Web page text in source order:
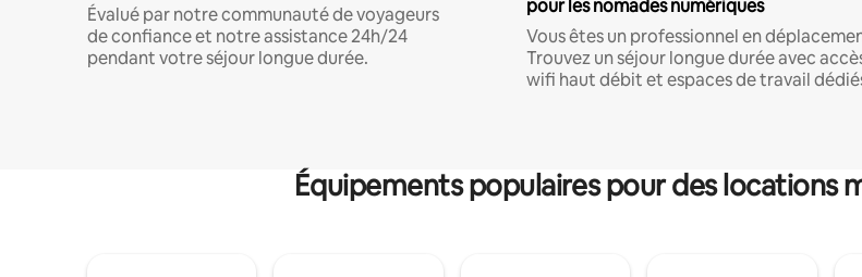
Évalué par notre communauté de voyageurs
de confiance et notre assistance 24h/24
pendant votre séjour longue durée.
pour les nomades numériques
Vous êtes un professionnel en
Trouvez un séjour longue durée avec
wifi haut débit et espaces de travail
Équipements populaires pour des locations